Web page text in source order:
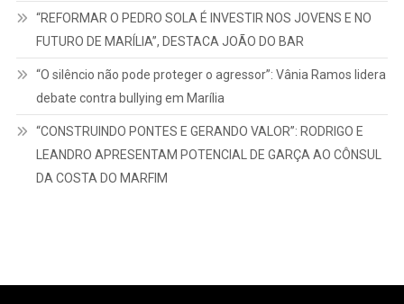
“REFORMAR O PEDRO SOLA É INVESTIR NOS JOVENS E NO
FUTURO DE MARÍLIA”, DESTACA JOÃO DO BAR
“O silêncio não pode proteger o agressor”: Vânia Ramos lidera
debate contra bullying em Marília
“CONSTRUINDO PONTES E GERANDO VALOR”: RODRIGO E
LEANDRO APRESENTAM POTENCIAL DE GARÇA AO CÔNSUL
DA COSTA DO MARFIM